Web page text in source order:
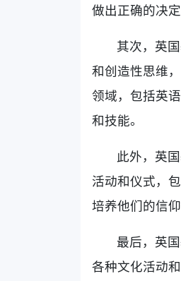
做出正确的决
其次，英
和创造性思维
领域，包括英
和技能。
此外，英
活动和仪式，
培养他们的信仰
最后，英
各种文化活动